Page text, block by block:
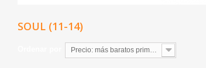
SOUL (11-14)
Precio: más baratos primero